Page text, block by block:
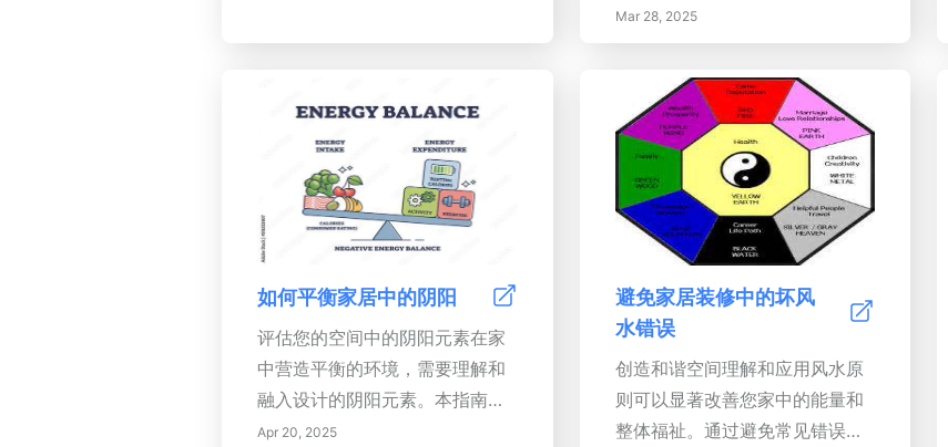
培养充满活力的环境。4. 桌子位
置优化你的桌子位置在能量流动
中扮演关键角色。将桌子放在一
个命令位置可以实现最大可见度
和舒适感，这是生产力的基础。
5. 色彩心理学利用色彩心理学创
牌并唤起所需情感。精心选择的
颜色可以增强创造力、专注力和
整体幸福感。6. 展示鼓舞人心的
图像策划激励并与您的商业目标
产生共鸣的图像。合适的视觉效
您可以创造一个提升心情的环
境。柔和的色调，如蓝色和绿
色，促进宁静，而中性色调则为
多样性铺平道路。选择基础色
时，请考虑自然光和房间的大
小，以确保和谐的氛围。选择您
的色彩调色板 从基础色开始，这
通常是在中性色调中找到的舒适
色，然后添加亮色作为点缀。
60-30-10规则非常实用：将房间
的60%分配给基础色，30%分配
给次要色，10%分配给强调色。
这一简单的指导方针有助于保持
一种诱人的平衡。 融入自然元素
Mar 28, 2025
如何平衡家居中的阴阳
评估您的空间中的阴阳元素在家
中营造平衡的环境，需要理解和
融入设计的阴阳元素。本指南深
入探讨了实现和谐的实用策略。
Apr 20, 2025
避免家居装修中的坏风
水错误
创造和谐空间理解和应用风水原
则可以显著改善您家中的能量和
整体福祉。通过避免常见错误、